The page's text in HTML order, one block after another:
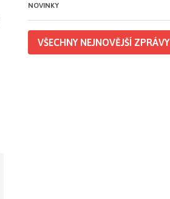
NOVINKY
VŠECHNY NEJNOVĚJŠÍ ZPRÁVY